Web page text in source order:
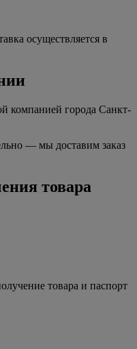
осуществляется в
компанией города Санкт-
— мы доставим заказ
товара
товара и паспорт